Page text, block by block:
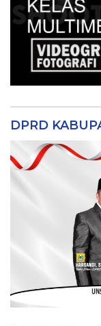
DPRD